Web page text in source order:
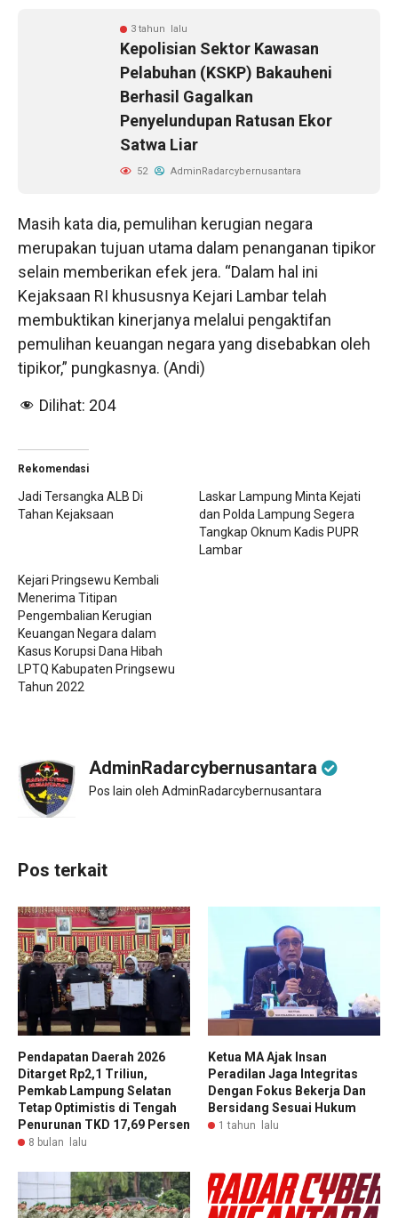
3 tahun lalu
Kepolisian Sektor Kawasan
Pelabuhan (KSKP) Bakauheni
Berhasil Gagalkan
Penyelundupan Ratusan Ekor
Satwa Liar
52 AdminRadarcybernusantara
Masih kata dia, pemulihan kerugian negara
merupakan tujuan utama dalam penanganan tipikor
selain memberikan efek jera. “Dalam hal ini
Kejaksaan RI khususnya Kejari Lambar telah
membuktikan kinerjanya melalui pengaktifan
pemulihan keuangan negara yang disebabkan oleh
tipikor,” pungkasnya. (Andi)
Dilihat: 204
Rekomendasi
Jadi Tersangka ALB Di
Tahan Kejaksaan
Laskar Lampung Minta Kejati
dan Polda Lampung Segera
Tangkap Oknum Kadis PUPR
Lambar
Kejari Pringsewu Kembali
Menerima Titipan
Pengembalian Kerugian
Keuangan Negara dalam
Kasus Korupsi Dana Hibah
LPTQ Kabupaten Pringsewu
Tahun 2022
AdminRadarcybernusantara
Pos lain oleh AdminRadarcybernusantara
Pos terkait
Pendapatan Daerah 2026
Ditarget Rp2,1 Triliun,
Pemkab Lampung Selatan
Tetap Optimistis di Tengah
Penurunan TKD 17,69 Persen
8 bulan lalu
Ketua MA Ajak Insan
Peradilan Jaga Integritas
Dengan Fokus Bekerja Dan
Bersidang Sesuai Hukum
1 tahun lalu